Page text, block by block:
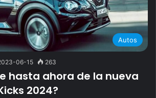
Autos
06-15 263
hasta ahora de la nueva
2024?